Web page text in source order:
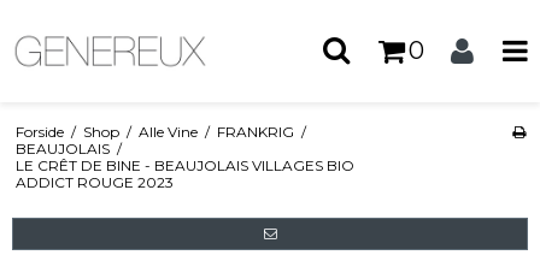
0
Forside / Shop / Alle Vine / FRANKRIG /
BEAUJOLAIS /
LE CRÊT DE BINE - BEAUJOLAIS VILLAGES BIO
ADDICT ROUGE 2023